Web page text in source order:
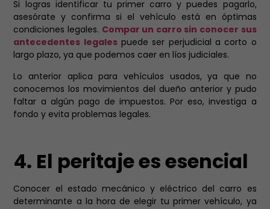
Si logras identificar tu primer carro y puedes pagarlo,
asesórate y confirma si el vehículo está en óptimas
condiciones legales. Compar un carro sin conocer sus
antecedentes legalespuede ser perjudicial a corto o
largo plazo, ya que podemos caer en líos judiciales.
Lo anterior aplica para vehículos usados, ya que no
conocemos los movimientos del dueño anterior y pudo
faltar a algún pago de impuestos. Por eso, investiga a
fondo y evita problemas legales.
4. El peritaje es esencial
Conocer el estado mecánico y eléctrico del carro es
determinante a la hora de elegir tu primer vehículo, ya